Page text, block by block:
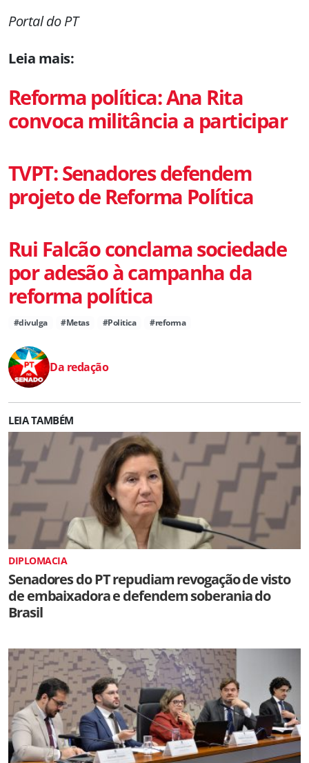
Portal do PT
Leia mais:
Reforma política: Ana Rita
convoca militância a participar
TVPT: Senadores defendem
projeto de Reforma Política
Rui Falcão conclama sociedade
por adesão à campanha da
reforma política
#divulga #Metas #Politica #reforma
Da redação
LEIA TAMBÉM
DIPLOMACIA
Senadores do PT repudiam revogação de visto
de embaixadora e defendem soberania do
Brasil